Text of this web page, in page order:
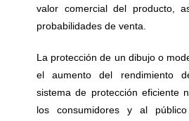
valor comercial del producto,
probabilidades de venta.
La protección de un dibujo o
el aumento del rendimiento
sistema de protección eficiente
los consumidores y al